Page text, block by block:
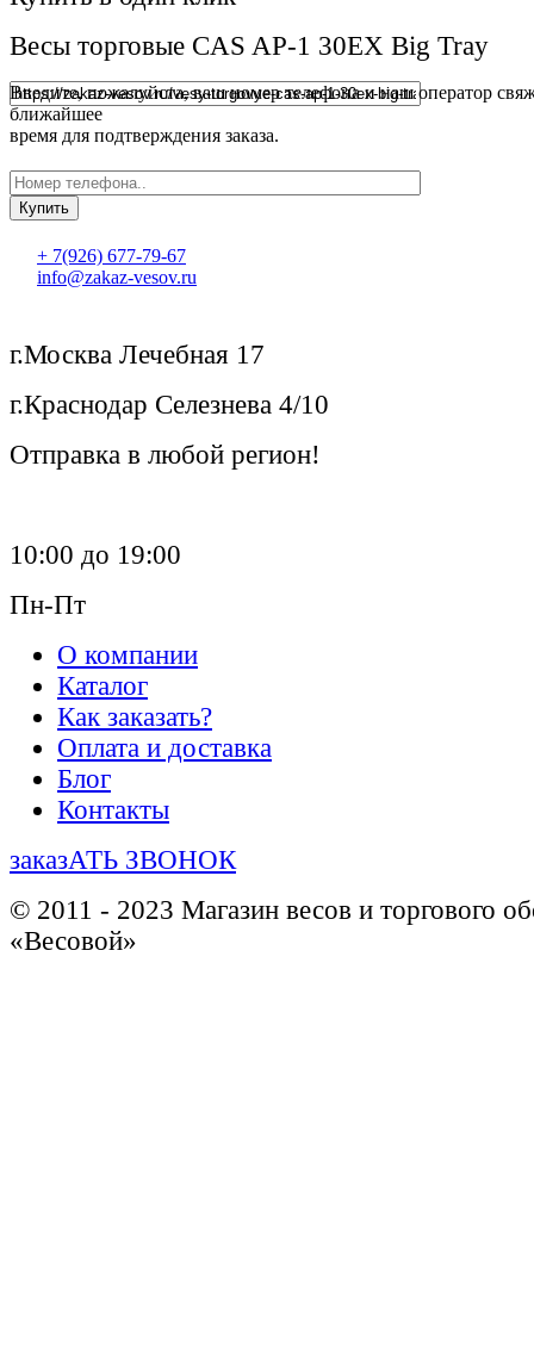
Весы торговые CAS AP-1 30EX Big Tray
Введите, пожалуйста, ваш номер телефона и наш оператор
ближайшее
время для подтверждения заказа.
+ 7(926) 677-79-67
info@zakaz-vesov.ru
г.Москва Лечебная 17
г.Краснодар Селезнева 4/10
Отправка в любой регион!
10:00 до 19:00
Пн-Пт
О компании
Каталог
Как заказать?
Оплата и доставка
Блог
Контакты
заказАТЬ ЗВОНОК
© 2011 - 2023 Магазин весов и торгового
«Весовой»